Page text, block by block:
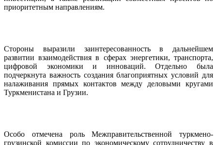
приоритетным направлениям.
Стороны выразили заинтересованность в дальнейшем
развитии взаимодействия в сферах энергетики, транспорта,
цифровой экономики и инноваций. Отдельно была
подчеркнута важность создания благоприятных условий для
налаживания прямых контактов между деловыми кругами
Туркменистана и Грузии.
Особо отмечена роль Межправительственной туркмено-
грузинской комиссии по экономическому сотрудничеству в